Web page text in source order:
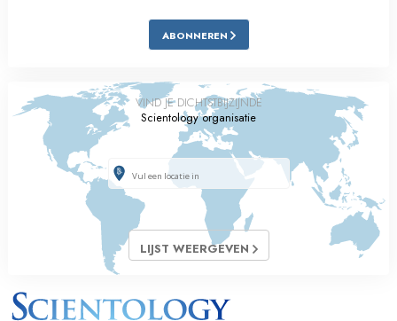
ABONNEREN
VIND JE DICHTSTBIJZIJNDE
Scientology organisatie
LIJST WEERGEVEN